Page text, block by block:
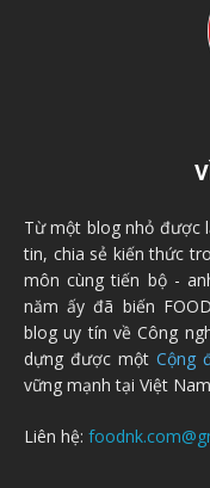
Từ một blog nhỏ được
tin, chia sẻ kiến thức
môn cùng tiến bộ -
năm ấy đã biến
blog uy tín về Công
dựng được một Cộng
vững mạnh tại Việt
Liên hệ: